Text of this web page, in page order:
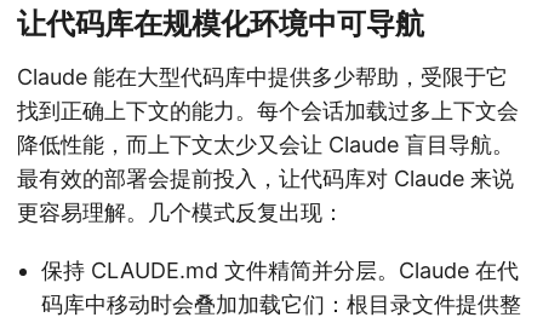
让代码库在规模化环境中可导航
Claude 能在大型代码库中提供多少帮助，受限于它
找到正确上下文的能力。每个会话加载过多上下文会
降低性能，而上下文太少又会让 Claude 盲目导航。
最有效的部署会提前投入，让代码库对 Claude 来说
更容易理解。几个模式反复出现：
保持 CLAUDE.md 文件精简并分层。Claude 在代
码库中移动时会叠加加载它们：根目录文件提供整